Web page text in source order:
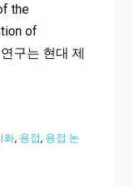
the
of
구는 현대 제
화, 용접, 용접 논